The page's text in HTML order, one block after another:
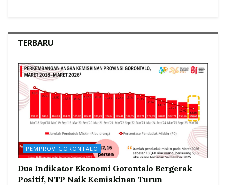
TERBARU
PEMPROV GORONTALO
Dua Indikator Ekonomi Gorontalo Bergerak
Positif, NTP Naik Kemiskinan Turun